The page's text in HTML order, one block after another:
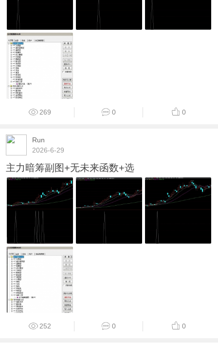
269 0 0
Run
2026-6-29
主力暗筹副图+无未来函数+选
252 0 0